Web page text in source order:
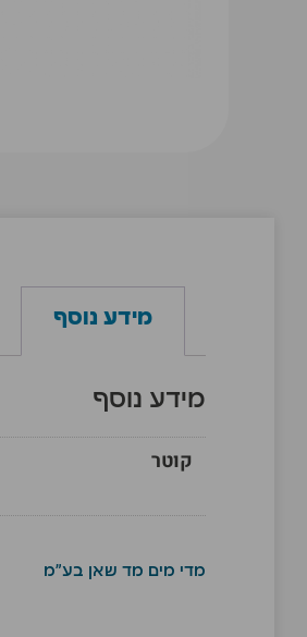
מידע נוסף
מידע נוסף
קוטר
מדי מים מד שאן בע"מ